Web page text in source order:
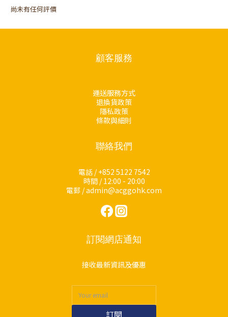
尚未有任何評價
顧客服務
運送服務方式
退換貨政策
隱私政策
條款與細則
聯絡我們
電話 / +852 5122 7542
時間 / 12:00 - 20:00
電郵 / admin@acggohk.com
訂閱網店通知
接收最新資訊及優惠
訂閱